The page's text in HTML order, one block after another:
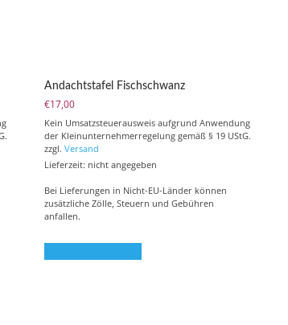
Andachtstafel Fischschwanz
€17,00
Kein Umsatzsteuerausweis aufgrund Anwendung
der Kleinunternehmerregelung gemäß § 19 UStG.
zzgl.Versand
Lieferzeit: nicht angegeben
Bei Lieferungen in Nicht-EU-Länder können
zusätzliche Zölle, Steuern und Gebühren
anfallen.